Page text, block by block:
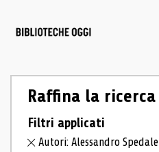
Raffina la ricerca
Filtri applicati
Autori: Alessandro Spedale